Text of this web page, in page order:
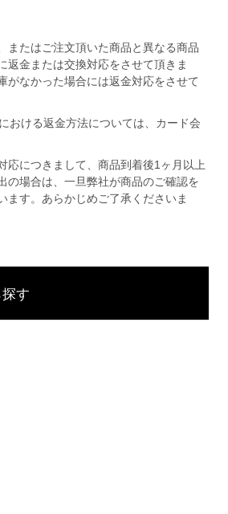
またはご注文頂いた商品と異なる商品
返金または交換対応をさせて頂きま
がなかった場合には返金対応をさせて
おける返金方法については、カード会
応につきまして、商品到着後1ヶ月以上
の場合は、一旦弊社が商品のご確認を
ます。あらかじめご了承くださいま
す